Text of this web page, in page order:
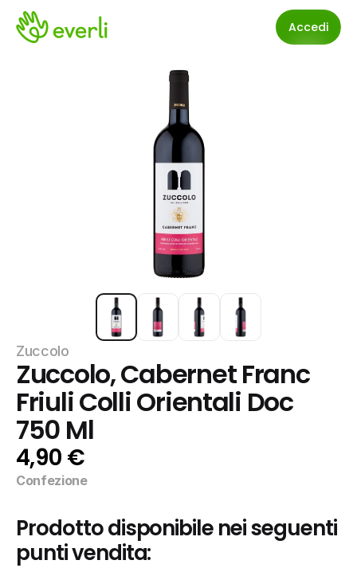
Accedi
Zuccolo
Zuccolo, Cabernet Franc
Friuli Colli Orientali Doc
750 Ml
4,90 €
Confezione
Prodotto disponibile nei seguenti
punti vendita: